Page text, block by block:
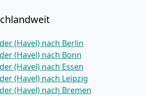
(Havel) nach Berlin
(Havel) nach Bonn
(Havel) nach Essen
(Havel) nach Leipzig
(Havel) nach Bremen